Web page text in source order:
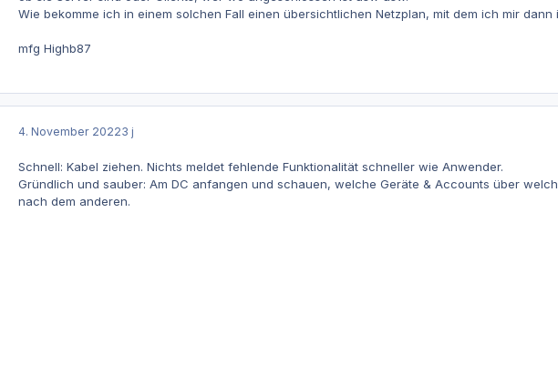
Wie bekomme ich in einem solchen Fall einen übersichtlichen Netzplan, mit dem ich mir
mfg Highb87
4. November 20223 j
Schnell: Kabel ziehen. Nichts meldet fehlende Funktionalität schneller wie Anwender.
Gründlich und sauber: Am DC anfangen und schauen, welche Geräte & Accounts über
nach dem anderen.